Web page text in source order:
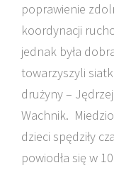
poprawienie
koordynacji
jednak była
towarzyszyli
drużyny –
Wachnik.
dzieci spędziły
powiodła się w